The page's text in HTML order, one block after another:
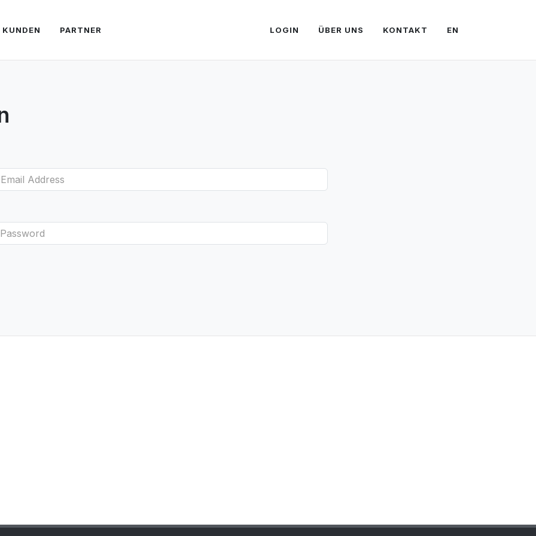
KUNDEN PARTNER LOGIN ÜBER UNS KONTAKT EN